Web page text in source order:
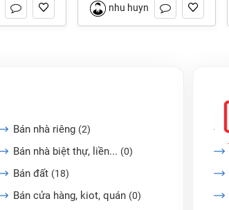
nhu huynh
Bán nhà riêng (2)
Bán nhà biệt thự, liền... (0)
Bán đất (18)
Bán cửa hàng, kiot, quán (0)